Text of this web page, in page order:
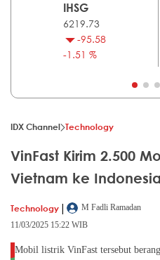
IHSG
6219.73
-95.58
-1.51 %
IDX Channel Technology
VinFast Kirim 2.500
Vietnam ke Indonesia
Technology |
M Fadli Ramadan
11/03/2025 15:22 WIB
Mobil listrik VinFast tersebut